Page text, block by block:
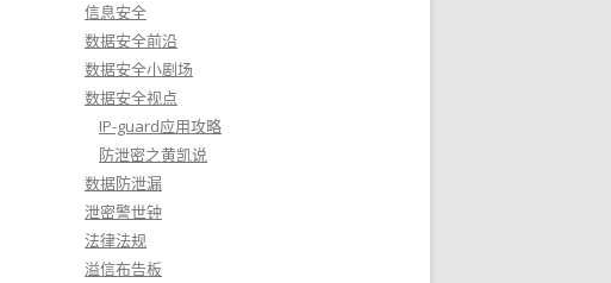
信息安全
数据安全前沿
数据安全小剧场
数据安全视点
IP-guard应用攻略
防泄密之黄凯说
数据防泄漏
泄密警世钟
法律法规
溢信布告板